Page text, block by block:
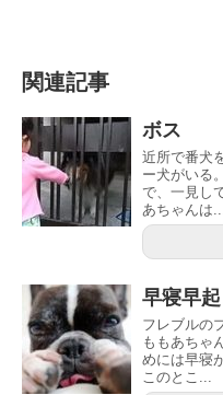
関連記事
ボス
近所で番犬
ー犬がいる
で、一見し
あちゃんは...
早寝早起
フレブルの
ももあちゃ
めには早寝
このとこ...